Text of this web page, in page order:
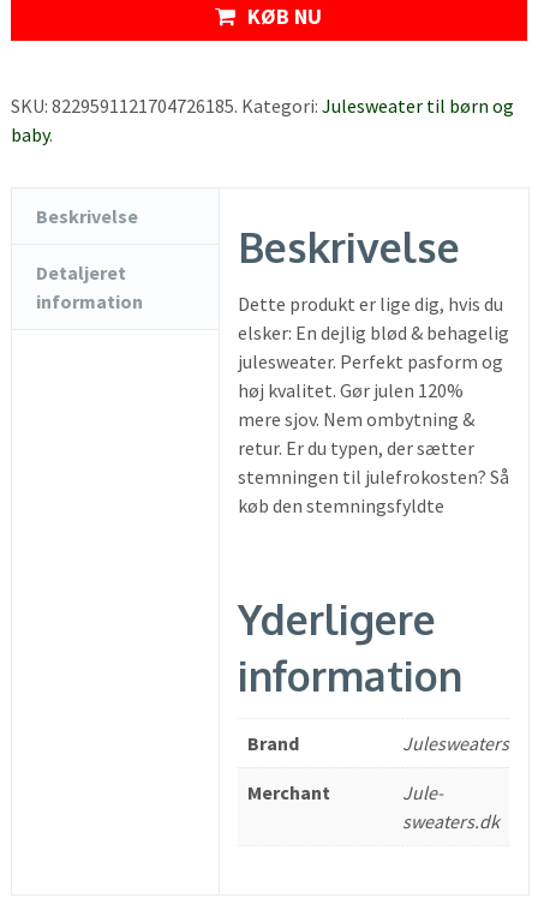
KØB NU
SKU: 8229591121704726185. Kategori: Julesweater til børn og
baby.
Beskrivelse
Detaljeret
information
Beskrivelse
Dette produkt er lige dig, hvis du
elsker: En dejlig blød & behagelig
julesweater. Perfekt pasform og
høj kvalitet. Gør julen 120%
mere sjov. Nem ombytning &
retur. Er du typen, der sætter
stemningen til julefrokosten? Så
køb den stemningsfyldte
Yderligere
information
Brand Julesweaters
Merchant
Jule-
sweaters.dk